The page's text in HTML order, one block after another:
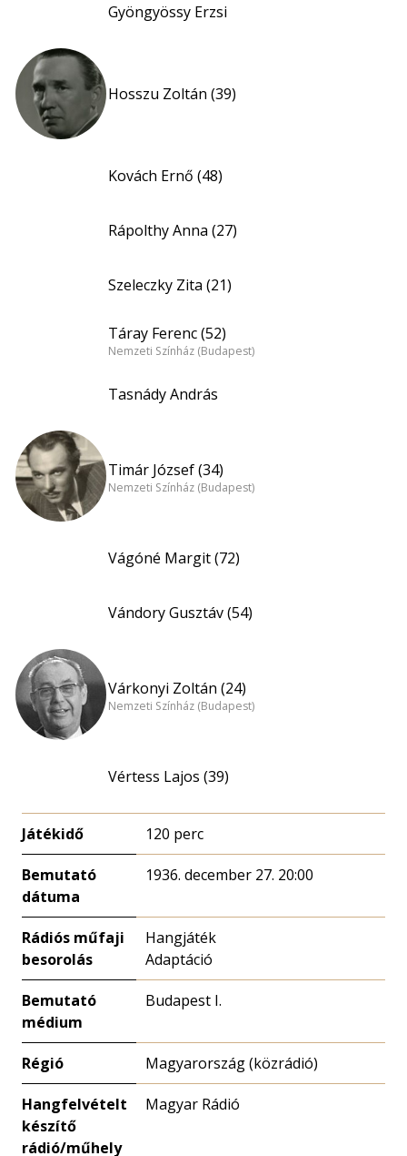
Gyöngyössy Erzsi
Hosszu Zoltán (39)
Kovách Ernő (48)
Rápolthy Anna (27)
Szeleczky Zita (21)
Táray Ferenc (52)
Nemzeti Színház (Budapest)
Tasnády András
Timár József (34)
Nemzeti Színház (Budapest)
Vágóné Margit (72)
Vándory Gusztáv (54)
Várkonyi Zoltán (24)
Nemzeti Színház (Budapest)
Vértess Lajos (39)
Játékidő 120 perc
Bemutató
dátuma
1936. december 27. 20:00
Rádiós műfaji
besorolás
Hangjáték
Adaptáció
Bemutató
médium
Budapest I.
Régió Magyarország (közrádió)
Hangfelvételt
készítő
rádió/műhely
Magyar Rádió